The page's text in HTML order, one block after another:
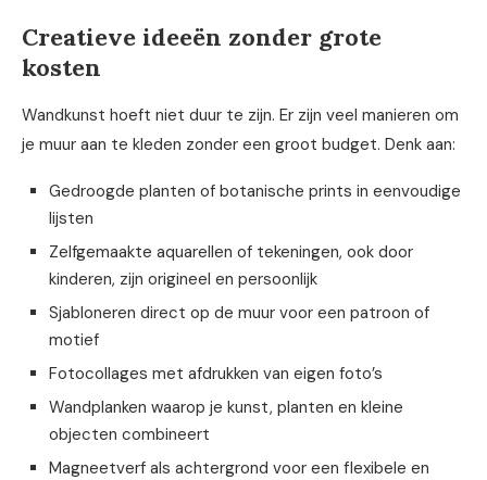
Creatieve ideeën zonder grote
kosten
Wandkunst hoeft niet duur te zijn. Er zijn veel manieren om
je muur aan te kleden zonder een groot budget. Denk aan:
Gedroogde planten of botanische prints in eenvoudige
lijsten
Zelfgemaakte aquarellen of tekeningen, ook door
kinderen, zijn origineel en persoonlijk
Sjabloneren direct op de muur voor een patroon of
motief
Fotocollages met afdrukken van eigen foto’s
Wandplanken waarop je kunst, planten en kleine
objecten combineert
Magneetverf als achtergrond voor een flexibele en